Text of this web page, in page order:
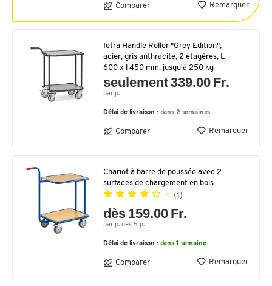
Comparer Remarquer
fetra Handle Roller "Grey Edition",
acier, gris anthracite, 2 étagères, L
600 x l 450 mm, jusqu'à 250 kg
seulement 339.00 Fr.
par p.
Délai de livraison : dans 2 semaines
Comparer Remarquer
Chariot à barre de poussée avec 2
surfaces de chargement en bois
(1)
dès 159.00 Fr.
par p. dès 5 p.
Délai de livraison : dans 1 semaine
Comparer Remarquer